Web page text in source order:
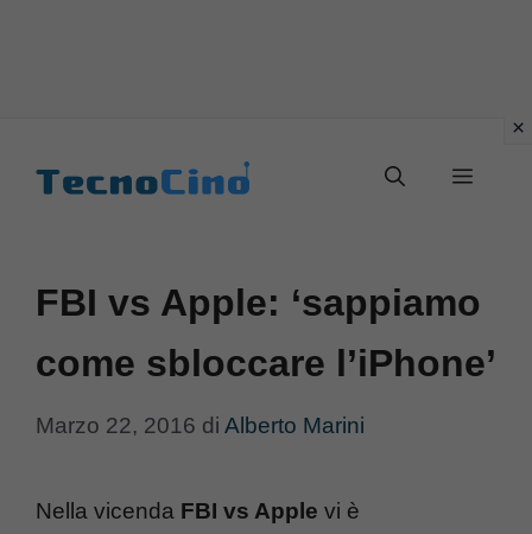
Menu
FBI vs Apple: ‘sappiamo
come sbloccare l’iPhone’
Marzo 22, 2016 di Alberto Marini
Nella vicenda FBI vs Apple vi è